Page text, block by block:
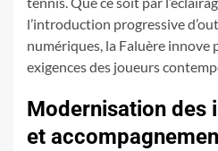
l’introduction progressive
numériques, la Faluère innove
exigences des joueurs
Modernisation des
et